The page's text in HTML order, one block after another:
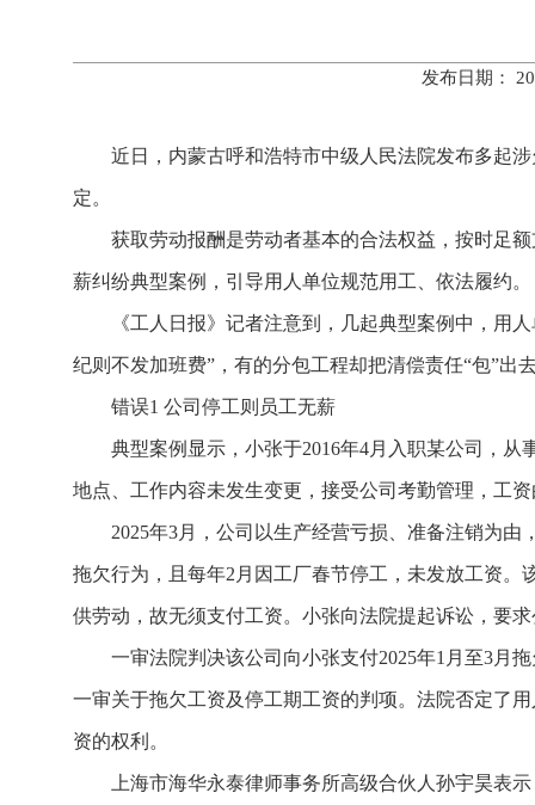
发布日期：
近日，内蒙古呼和浩特市中级人民法院发布多起
定。
获取劳动报酬是劳动者基本的合法权益，按时足
薪纠纷典型案例，引导用人单位规范用工、依法履约。
《工人日报》记者注意到，几起典型案例中，用
纪则不发加班费”，有的分包工程却把清偿责任“包”
错误1 公司停工则员工无薪
典型案例显示，小张于2016年4月入职某公司，
地点、工作内容未发生变更，接受公司考勤管理，工
2025年3月，公司以生产经营亏损、准备注销为由
拖欠行为，且每年2月因工厂春节停工，未发放工资
供劳动，故无须支付工资。小张向法院提起诉讼，要
一审法院判决该公司向小张支付2025年1月至3月
一审关于拖欠工资及停工期工资的判项。法院否定了
资的权利。
上海市海华永泰律师事务所高级合伙人孙宇昊表